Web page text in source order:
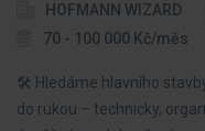
HOFMANN WIZARD
70 - 100 000 Kč/měs
🛠️ Hledáme hlavního
do rukou – technicky,